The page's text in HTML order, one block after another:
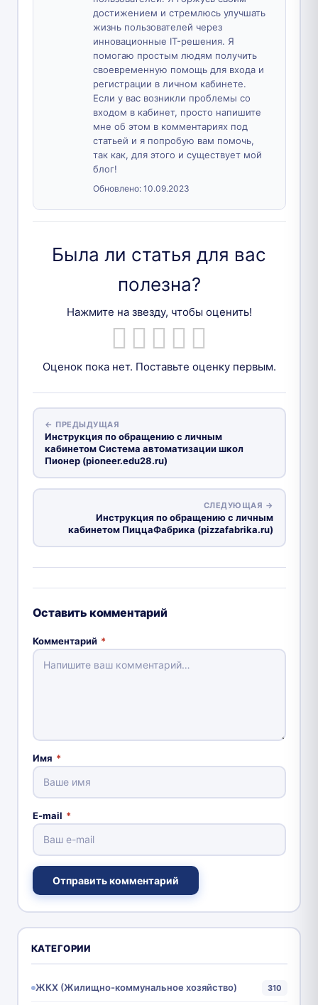
достижением и стремлюсь улучшать
жизнь пользователей через
инновационные IT-решения. Я
помогаю простым людям получить
своевременную помощь для входа и
регистрации в личном кабинете.
Если у вас возникли проблемы со
входом в кабинет, просто напишите
мне об этом в комментариях под
статьей и я попробую вам помочь,
так как, для этого и существует мой
блог!
Обновлено: 10.09.2023
Была ли статья для вас
полезна?
Нажмите на звезду, чтобы оценить!
Оценок пока нет. Поставьте оценку первым.
← ПРЕДЫДУЩАЯ
Инструкция по обращению с личным
кабинетом Система автоматизации школ
Пионер (pioneer.edu28.ru)
СЛЕДУЮЩАЯ →
Инструкция по обращению с личным
кабинетом ПиццаФабрика (pizzafabrika.ru)
Оставить комментарий
Комментарий *
Имя *
E-mail *
Отправить комментарий
КАТЕГОРИИ
ЖКХ (Жилищно-коммунальное хозяйство) 310